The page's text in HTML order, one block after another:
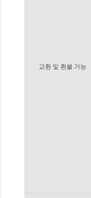
교환 및 환불 가능